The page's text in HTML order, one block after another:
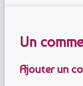
Un
Ajouter un